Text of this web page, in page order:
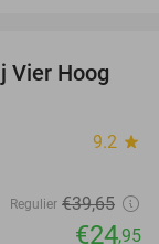
37%
Vier Hoog
9.2 star
Regulier €39,65
€24,95